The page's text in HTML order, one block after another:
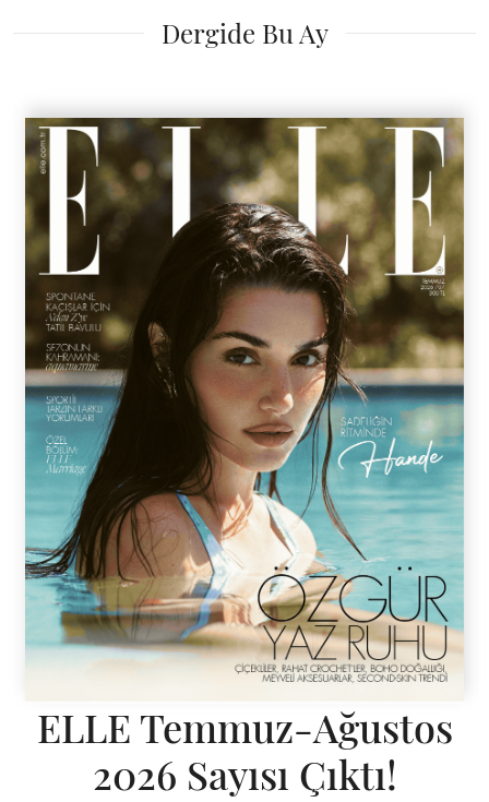
Dergide Bu Ay
ELLE Temmuz-Ağustos
2026 Sayısı Çıktı!